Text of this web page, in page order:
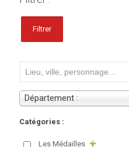
Filtrer
Département :
Catégories :
Les Médailles